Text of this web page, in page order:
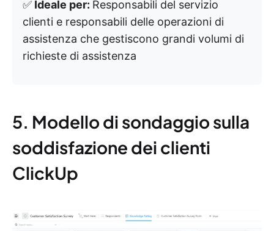
✅ Ideale per: Responsabili del servizio
clienti e responsabili delle operazioni di
assistenza che gestiscono grandi volumi di
richieste di assistenza
5. Modello di sondaggio sulla
soddisfazione dei clienti
ClickUp